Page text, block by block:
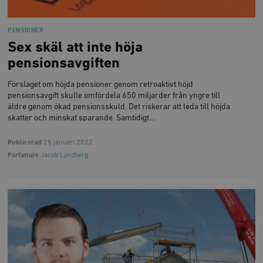
PENSIONER
Sex skäl att inte höja
pensionsavgiften
Förslaget om höjda pensioner genom retroaktivt höjd
pensionsavgift skulle omfördela 650 miljarder från yngre till
äldre genom ökad pensionsskuld. Det riskerar att leda till höjda
skatter och minskat sparande. Samtidigt…
Publicerad 25 januari 2022
Författare Jacob Lundberg
_hjFirstSeen
Automattic
Inc.
timbro.se
wp_woocommerce_session_[abcdef0123456789]
{32}